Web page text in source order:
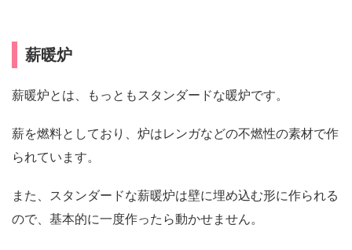
薪暖炉
薪暖炉とは、もっともスタンダードな暖炉です。
薪を燃料としており、炉はレンガなどの不燃性の素材で作
られています。
また、スタンダードな薪暖炉は壁に埋め込む形に作られる
ので、基本的に一度作ったら動かせません。